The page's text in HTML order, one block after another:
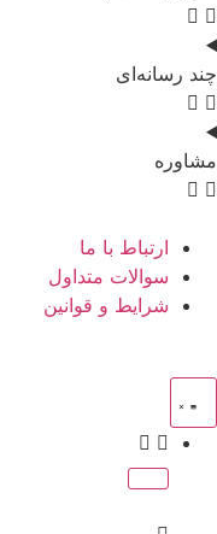
چند رسانه‌ای
مشاوره
ارتباط با ما
سوالات متداول
شرایط و قوانین